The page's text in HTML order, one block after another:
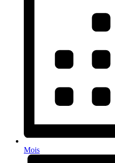
Mois